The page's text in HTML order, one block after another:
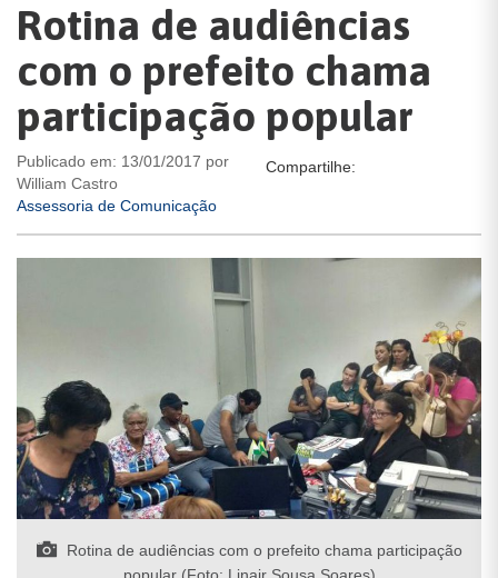
Rotina de audiências
com o prefeito chama
participação popular
Publicado em: 13/01/2017 por
William Castro
Assessoria de Comunicação
Compartilhe:
Rotina de audiências com o prefeito chama participação